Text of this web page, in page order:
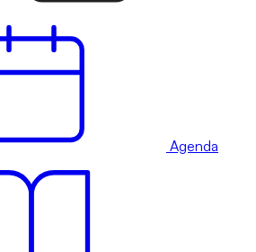
Agenda